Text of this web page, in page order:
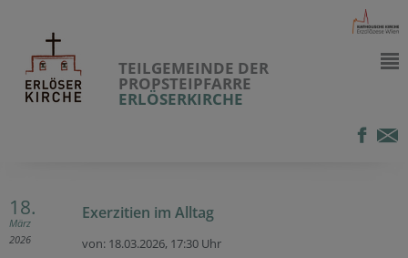
TEILGEMEINDE DER
PROPSTEIPFARRE
ERLÖSERKIRCHE
18.
März
2026
Exerzitien im Alltag
von: 18.03.2026, 17:30 Uhr